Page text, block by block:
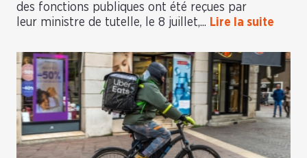
des fonctions publiques ont été reçues par
leur ministre de tutelle, le 8 juillet,... Lire la suite